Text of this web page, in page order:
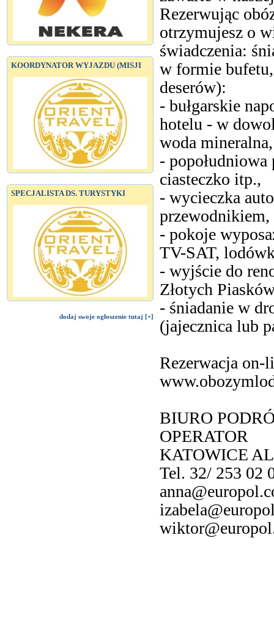
KOORDYNATOR WYJAZDU (MISJI
SPECJALISTA DS. TURYSTYKI
dodaj swoje ogłoszenie tutaj [+]
Rezerwując
otrzymujesz o
świadczenia:
w formie
deserów):
- bułgarskie
hotelu - w
woda mineralna,
- popołudniowa
ciasteczko itp.,
- wycieczka
przewodnikiem,
- pokoje
TV-SAT,
- wyjście do
Złotych
- śniadanie w
(jajecznica lub
Rezerwacja
BIURO
OPERATOR
KATOWICE
Tel. 32/ 253 02